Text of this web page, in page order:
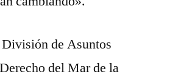
de Asuntos
del Mar de la